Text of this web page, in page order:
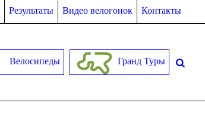
Результаты Видео велогонок Контакты
Велосипеды Гранд Туры